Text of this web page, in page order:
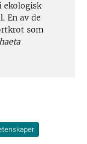
ekologisk
En av de
som